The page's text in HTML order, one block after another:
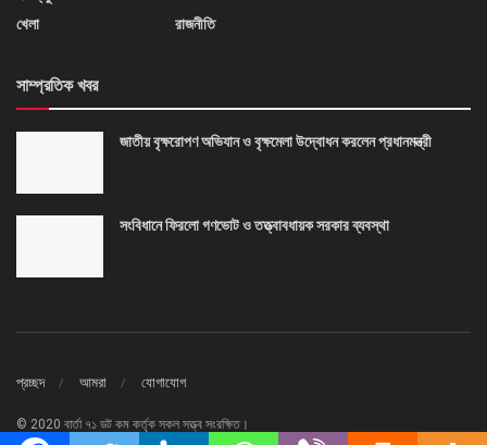
খেলা
রাজনীতি
সাম্প্রতিক খবর
জাতীয় বৃক্ষরোপণ অভিযান ও বৃক্ষমেলা উদ্বোধন করলেন প্রধানমন্ত্রী
সংবিধানে ফিরলো গণভোট ও তত্ত্বাবধায়ক সরকার ব্যবস্থা
প্রচ্ছদ আমরা যোগাযোগ
© 2020 বার্তা ৭১ ডট কম কর্তৃক সকল সত্ত্ব সংরক্ষিত।